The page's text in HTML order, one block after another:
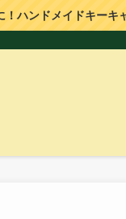
！ハンドメイドキーキ